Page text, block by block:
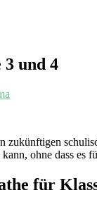
3 und 4
zukünftigen
ohne dass
für